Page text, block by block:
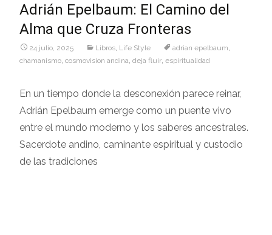
Adrián Epelbaum: El Camino del
Alma que Cruza Fronteras
24 julio, 2025 Libros Life Style adrian epelbaum
chamanismo cosmovision andina deja fluir espiritualidad
En un tiempo donde la desconexión parece reinar,
Adrián Epelbaum emerge como un puente vivo
entre el mundo moderno y los saberes ancestrales.
Sacerdote andino, caminante espiritual y custodio
de las tradiciones